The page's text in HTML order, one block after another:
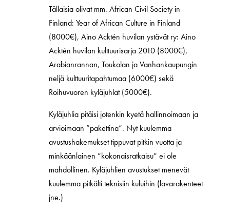
Tällaisia olivat mm. African Civil Society in
Finland: Year of African Culture in Finland
(8000€), Aino Acktén huvilan ystävät ry: Aino
Acktén huvilan kulttuurisarja 2010 (8000€),
Arabianrannan, Toukolan ja Vanhankaupungin
neljä kulttuuritapahtumaa (6000€) sekä
Roihuvuoren kyläjuhlat (5000€).
Kyläjuhlia pitäisi jotenkin kyetä hallinnoimaan ja
arvioimaan ”pakettina”. Nyt kuulemma
avustushakemukset tippuvat pitkin vuotta ja
minkäänlainen ”kokonaisratkaisu” ei ole
mahdollinen. Kyläjuhlien avustukset menevät
kuulemma pitkälti teknisiin kuluihin (lavarakenteet
jne.)